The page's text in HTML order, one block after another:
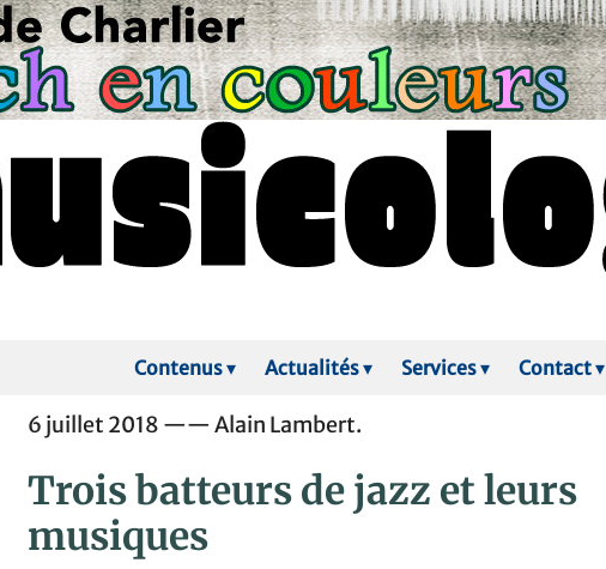
Contenus▾ Actualités▾ Services▾ Contact▾
6 juillet 2018 —— Alain Lambert.
Trois batteurs de jazz et leurs
musiques